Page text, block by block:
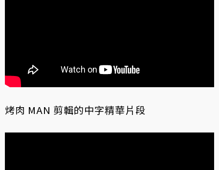
烤肉 MAN 剪輯的中字精華片段